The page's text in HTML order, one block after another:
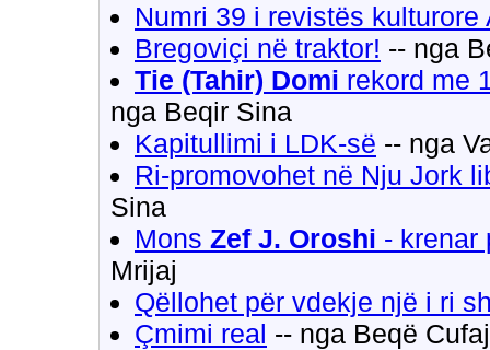
Numri 39 i revistës kulturore
Bregoviçi në traktor! -- nga
Tie (Tahir) Domi rekord me
nga Beqir Sina
Kapitullimi i LDK-së -- nga
Ri-promovohet në Nju Jork
Sina
Mons Zef J. Oroshi - krenar
Mrijaj
Qëllohet për vdekje një i ri
Çmimi real -- nga Beqë Cufaj